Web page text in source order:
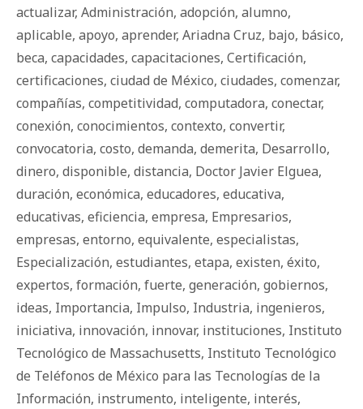
actualizar, Administración, adopción, alumno,
aplicable, apoyo, aprender, Ariadna Cruz, bajo, básico,
beca, capacidades, capacitaciones, Certificación,
certificaciones, ciudad de México, ciudades, comenzar,
compañías, competitividad, computadora, conectar,
conexión, conocimientos, contexto, convertir,
convocatoria, costo, demanda, demerita, Desarrollo,
dinero, disponible, distancia, Doctor Javier Elguea,
duración, económica, educadores, educativa,
educativas, eficiencia, empresa, Empresarios,
empresas, entorno, equivalente, especialistas,
Especialización, estudiantes, etapa, existen, éxito,
expertos, formación, fuerte, generación, gobiernos,
ideas, Importancia, Impulso, Industria, ingenieros,
iniciativa, innovación, innovar, instituciones, Instituto
Tecnológico de Massachusetts, Instituto Tecnológico
de Teléfonos de México para las Tecnologías de la
Información, instrumento, inteligente, interés,